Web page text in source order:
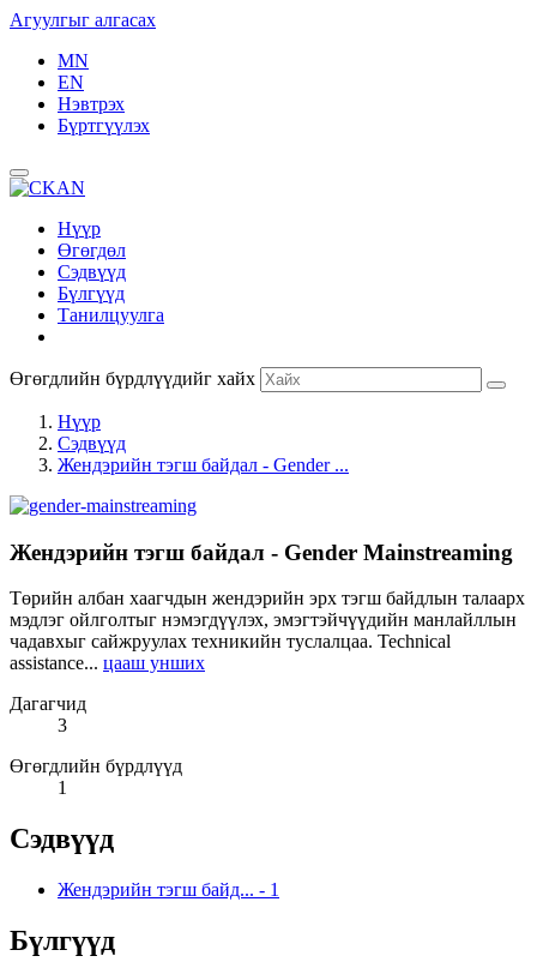
Агуулгыг алгасах
MN
EN
Нэвтрэх
Бүртгүүлэх
Нүүр
Өгөгдөл
Сэдвүүд
Бүлгүүд
Танилцуулга
Өгөгдлийн бүрдлүүдийг хайх
Нүүр
Сэдвүүд
Жендэрийн тэгш байдал - Gender ...
Жендэрийн тэгш байдал - Gender Mainstreaming
Төрийн албан хаагчдын жендэрийн эрх тэгш байдлын талаарх
мэдлэг ойлголтыг нэмэгдүүлэх, эмэгтэйчүүдийн манлайллын
чадавхыг сайжруулах техникийн туслалцаа. Technical
assistance... цааш унших
Дагагчид
3
Өгөгдлийн бүрдлүүд
1
Сэдвүүд
Жендэрийн тэгш байд... - 1
Бүлгүүд